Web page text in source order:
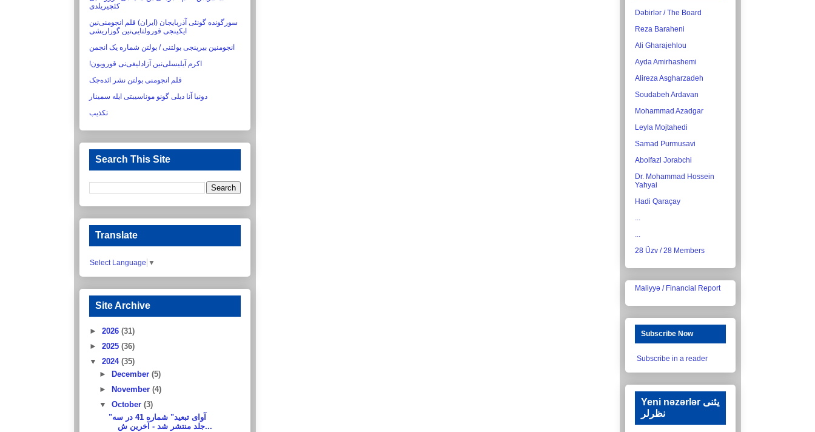
کئچیریلدی
سورگونده گونئی آذربایجان (ایران) قلم انجومنی‌نین
ایکینجی قورولتایی‌نین گوزاریشی‏
انجومنین بیرینجی بولتنی / بولتن شماره یک انجمن
اکرم آیلیسلی‌نین آزادلیغی‌نی قورویون!‏
قلم انجومنی بولتن نشر ائده‌جک
دونیا آنا دیلی گونو موناسیبتی ایله سمینار
تکذیب
Search This Site
Translate
Select Language ▼
Site Archive
► 2026 (31)
► 2025 (36)
▼ 2024 (35)
►
December (5)
►
November (4)
▼ October (3)
"آوای تبعید" شماره 41 در سه
جلد منتشر شد - آخرین ش...
Dəbirlər / The Board
Reza Baraheni
Ali Gharajehlou
Ayda Amirhashemi
Alireza Asgharzadeh
Soudabeh Ardavan
Mohammad Azadgar
Leyla Mojtahedi
Samad Purmusavi
Abolfazl Jorabchi
Dr. Mohammad Hossein
Yahyai
Hadi Qaraçay
...
...
28 Üzv / 28 Members
Maliyyə / Financial Report
Subscribe Now
Subscribe in a reader
Yeni nəzərlər یئنی
نظرلر